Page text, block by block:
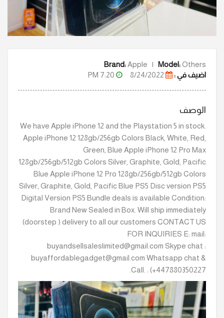
Brand:Apple | Model:Others
اضيف في :
الوصف
We have Apple iPhone 12 and the Playstation 5 in stock.
Apple iPhone 12 128gb/256gb Colors Black, White, Red,
Green, Blue Apple iPhone 12 Pro Max
128gb/256gb/512gb Colors Silver, Graphite, Gold, Pacific
Blue Apple iPhone 12 Pro 128gb/256gb/512gb Colors
Silver, Graphite, Gold, Pacific Blue PS5 Disc version PS5
Digital Version PS5 Bundle deals is available Condition:
Brand New Sealed in Box. Will ship immediately
(doorstep ) delivery to all our customers CONTACT US
FOR INQUIRIES E: mail:
buyandsellsaleslimited@gmail.com Skype chat :
buyaffordablegadget@gmail.com Whatsapp chat &
Call. : (+447880350227.